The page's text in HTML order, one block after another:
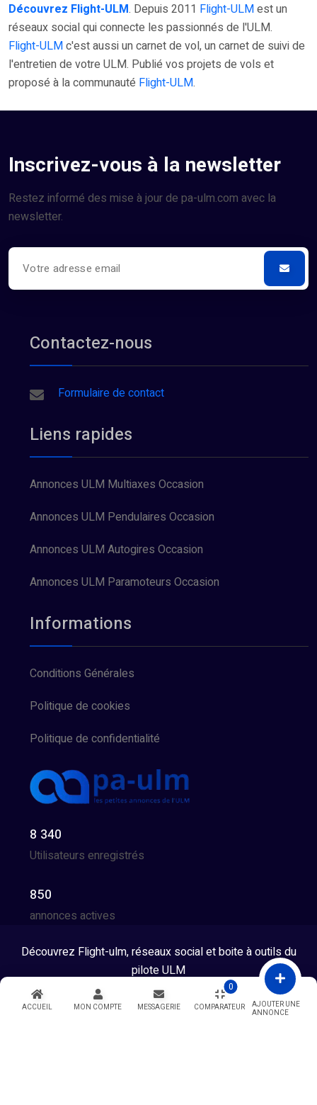
ACCUEIL MON COMPTE MESSAGERIE COMPARATEUR
0
AJOUTER UNE
ANNONCE
Découvrez Flight-ULM. Depuis 2011 Flight-ULMest un
réseaux social qui connecte les passionnés de l'ULM.
Flight-ULMc'est aussi un carnet de vol, un carnet de suivi de
l'entretien de votre ULM. Publié vos projets de vols et
proposé à la communauté Flight-ULM.
Inscrivez-vous à la newsletter
Restez informé des mise à jour de pa-ulm.com avec la
newsletter.
Contactez-nous
Formulaire de contact
Liens rapides
Annonces ULM Multiaxes Occasion
Annonces ULM Pendulaires Occasion
Annonces ULM Autogires Occasion
Annonces ULM Paramoteurs Occasion
Informations
Conditions Générales
Politique de cookies
Politique de confidentialité
8 340
Utilisateurs enregistrés
850
annonces actives
Découvrez Flight-ulm, réseaux social et boite à outils du
pilote ULM
Tous droits réservés © 2026 - Developpé par GG Team